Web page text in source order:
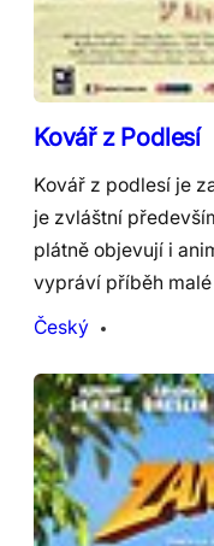
Kovář z Podlesí
Kovář z podlesí je
je zvláštní
plátně objevují i
vypráví příběh
Český